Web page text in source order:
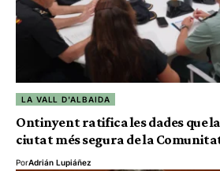
LA VALL D'ALBAIDA
Ontinyent ratifica les dades que
ciutat més segura de la
PorAdrián Lupiáñez